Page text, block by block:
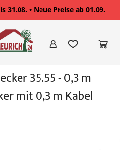
31.08. • Neue Preise ab 01.09.
35.55 - 0,3 m
mit 0,3 m Kabel